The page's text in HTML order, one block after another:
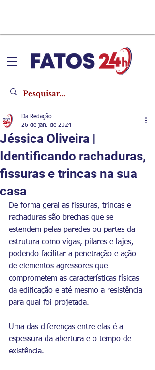
Jéssica Oliveira |
Identificando rachaduras,
fissuras e trincas na sua
casa
Da Redação
26 de jan. de 2024
De forma geral as fissuras, trincas e
rachaduras são brechas que se
estendem pelas paredes ou partes da
estrutura como vigas, pilares e lajes,
podendo facilitar a penetração e ação
de elementos agressores que
comprometem as características físicas
da edificação e até mesmo a resistência
para qual foi projetada.
Uma das diferenças entre elas é a
espessura da abertura e o tempo de
existência.